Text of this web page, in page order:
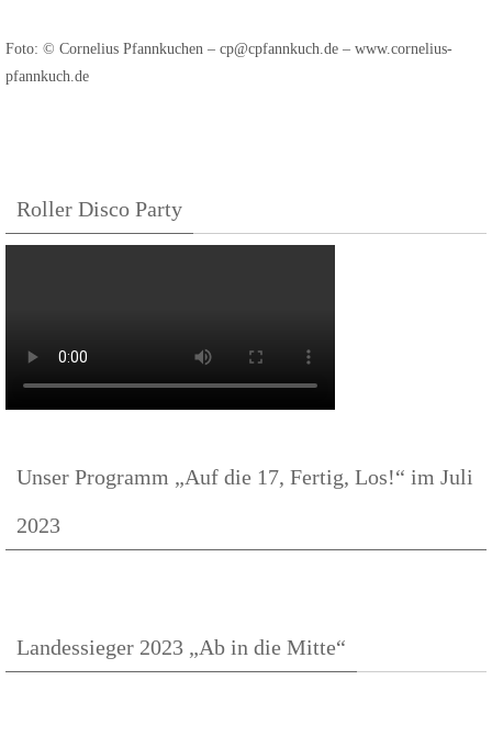
Foto: © Cornelius Pfannkuchen – cp@cpfannkuch.de – www.cornelius-
pfannkuch.de
Roller Disco Party
Unser Programm „Auf die 17, Fertig, Los!“ im Juli
2023
Landessieger 2023 „Ab in die Mitte“